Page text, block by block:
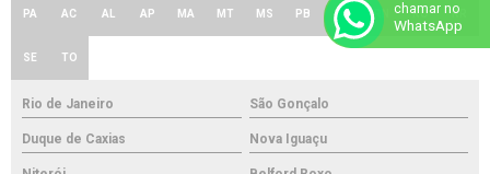
PA AC AL AP MA MT MS PB PI RN RO RR
SE TO
Rio de Janeiro São Gonçalo
Duque de Caxias Nova Iguaçu
chamar no
WhatsApp